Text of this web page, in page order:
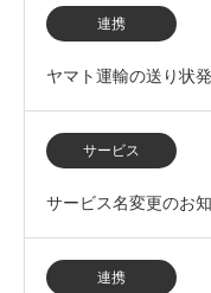
フェア 東京 2026に出
連携
ヤマト運輸の送り状
を開始サービス
サービス名変更のお
連携